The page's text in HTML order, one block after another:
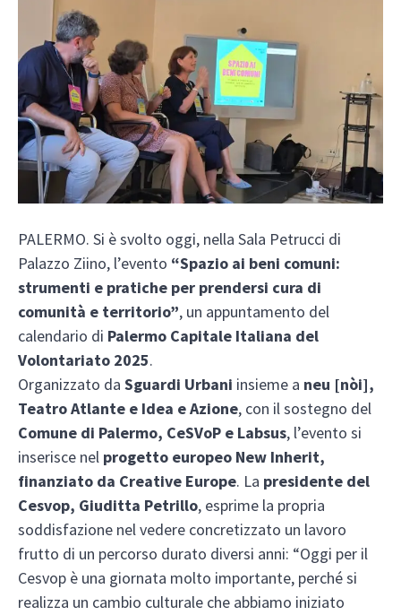
PALERMO. Si è svolto oggi, nella Sala Petrucci di
Palazzo Ziino, l’evento “Spazio ai beni comuni:
strumenti e pratiche per prendersi cura di
comunità e territorio”, un appuntamento del
calendario di Palermo Capitale Italiana del
Volontariato 2025.
Organizzato da Sguardi Urbani insieme a neu [nòi],
Teatro Atlante e Idea e Azione, con il sostegno del
Comune di Palermo, CeSVoP e Labsus, l’evento si
inserisce nel progetto europeo New Inherit,
finanziato da Creative Europe. La presidente del
Cesvop, Giuditta Petrillo, esprime la propria
soddisfazione nel vedere concretizzato un lavoro
frutto di un percorso durato diversi anni: “Oggi per il
Cesvop è una giornata molto importante, perché si
realizza un cambio culturale che abbiamo iniziato